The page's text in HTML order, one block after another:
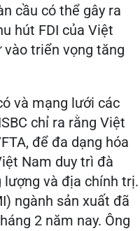
cầu có thể gây ra
hút FDI của Việt
triển vọng tăng
và mạng lưới các
chỉ ra rằng Việt
để đa dạng hóa
Nam duy trì đà
và địa chính trị.
ngành sản xuất đã
2 năm nay. Ông